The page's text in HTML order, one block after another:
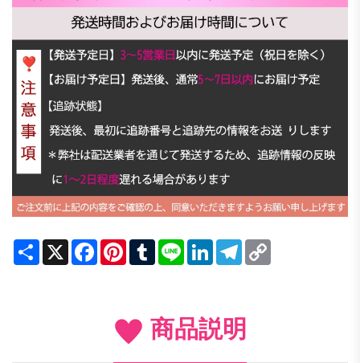
Share X FacebookPinterestTumblrLine LinkedInTelegram
商品説明